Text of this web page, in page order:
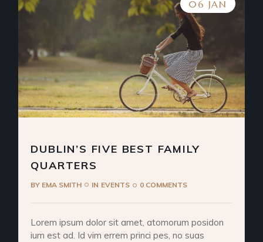
06 JAN
DUBLIN’S FIVE BEST FAMILY
QUARTERS
BY EMA SMITH IN EVENTS 0 COMMENTS
Lorem ipsum dolor sit amet, atomorum posidon
ium est ad. Id vim errem princi pes, no suas